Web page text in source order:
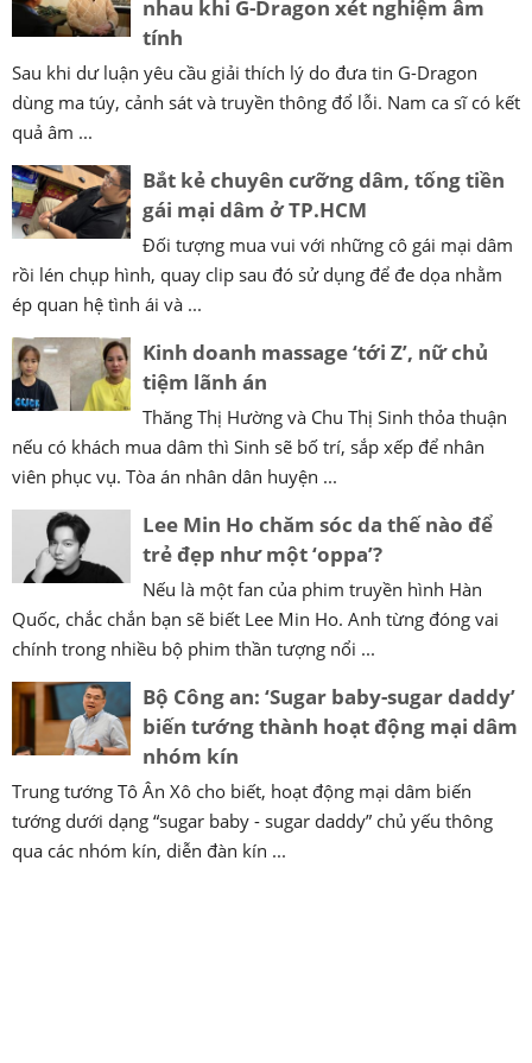
nhau khi G-Dragon xét nghiệm âm
tính
Sau khi dư luận yêu cầu giải thích lý do đưa tin G-Dragon
dùng ma túy, cảnh sát và truyền thông đổ lỗi. Nam ca sĩ có kết
quả âm ...
Bắt kẻ chuyên cưỡng dâm, tống tiền
gái mại dâm ở TP.HCM
Đối tượng mua vui với những cô gái mại dâm
rồi lén chụp hình, quay clip sau đó sử dụng để đe dọa nhằm
ép quan hệ tình ái và ...
Kinh doanh massage ‘tới Z’, nữ chủ
tiệm lãnh án
Thăng Thị Hường và Chu Thị Sinh thỏa thuận
nếu có khách mua dâm thì Sinh sẽ bố trí, sắp xếp để nhân
viên phục vụ. Tòa án nhân dân huyện ...
Lee Min Ho chăm sóc da thế nào để
trẻ đẹp như một ‘oppa’?
Nếu là một fan của phim truyền hình Hàn
Quốc, chắc chắn bạn sẽ biết Lee Min Ho. Anh từng đóng vai
chính trong nhiều bộ phim thần tượng nổi ...
Bộ Công an: ‘Sugar baby-sugar daddy’
biến tướng thành hoạt động mại dâm
nhóm kín
Trung tướng Tô Ân Xô cho biết, hoạt động mại dâm biến
tướng dưới dạng “sugar baby - sugar daddy” chủ yếu thông
qua các nhóm kín, diễn đàn kín ...